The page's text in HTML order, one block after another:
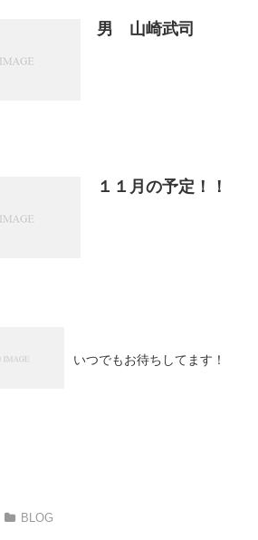
男 山崎武司
１１月の予定！！
いつでもお待ちしてます！
BLOG